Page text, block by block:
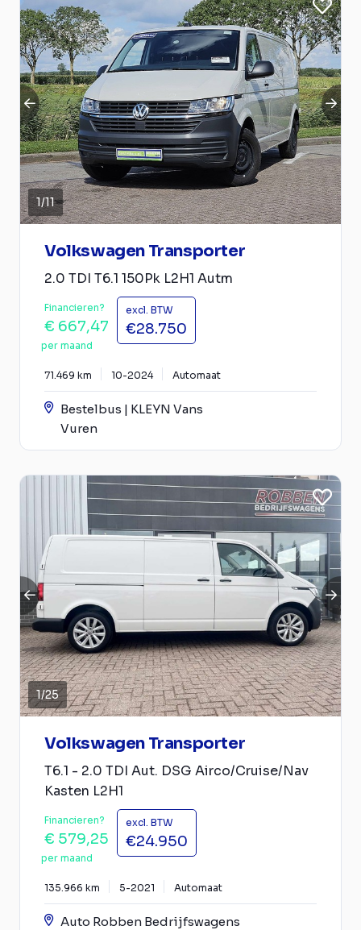
1/11
Volkswagen Transporter
2.0 TDI T6.1 150Pk L2H1 Autm
Financieren?
€ 667,47
per maand
excl. BTW
€28.750
71.469 km 10-2024 Automaat
Bestelbus | KLEYN Vans
Vuren
1/25
Volkswagen Transporter
T6.1 - 2.0 TDI Aut. DSG Airco/Cruise/Nav
Kasten L2H1
Financieren?
€ 579,25
per maand
excl. BTW
€24.950
135.966 km 5-2021 Automaat
Auto Robben Bedrijfswagens